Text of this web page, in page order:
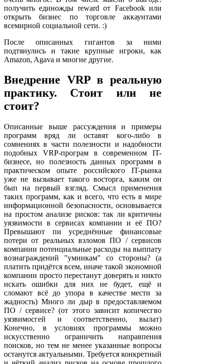
получить единожды reward от Facebook или
открыть бизнес по торговле аккаунтами
всемирной социальной сети. :)
После описанных гигантов за ними
подтянулись и такие крупные игроки, как
Amazon, Agava и многие другие.
Внедрение VRP в реальную
практику. Стоит или не
стоит?
Описанные выше рассуждения и примеры
программ вряд ли оставят кого-либо в
сомнениях в части полезности и надобности
подобных VRP-програм в современном IT-
бизнесе, но полезность данных программ в
практическом опыте российского IT-рынка
уже не вызывает такого восторга, каким он
бып на первый взгляд. Смысл применения
таких программ, как и всего, что есть в мире
информационной безопасности, основывается
на простом анализе рисков: так ли критичны
уязвимости в сервисах компании и её ПО?
Превышают пи усреднённые финансовые
потери от реальных взломов ПО / сервисов
компании потенциальные расходы на выппату
вознаграждений "умникам" со стороны? (а
платить придётся всем, иначе такой экономной
компании просто перестанут доверять и никто
искать ошибки для них не будет, ещё и
сломают всё до упора в качестве мести за
жадность) Много ли дыр в предоставляемом
ПО / сервисе? (от этого зависит копичесгво
уязвимосгей и соответственно, вылат)
Конечно, в условиях программы можно
искусственно ограничить направпения
поисков, но тем не менее указанные вопросы
останутся актуальными. Требуется конкретный